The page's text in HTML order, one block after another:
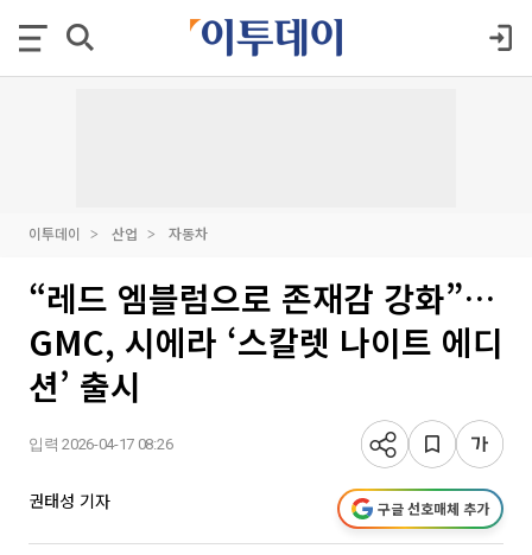
이투데이 산업 자동차
“레드 엠블럼으로 존재감 강화”…
GMC, 시에라 ‘스칼렛 나이트 에디
션’ 출시
입력 2026-04-17 08:26
권태성 기자 구글 선호매체 추가